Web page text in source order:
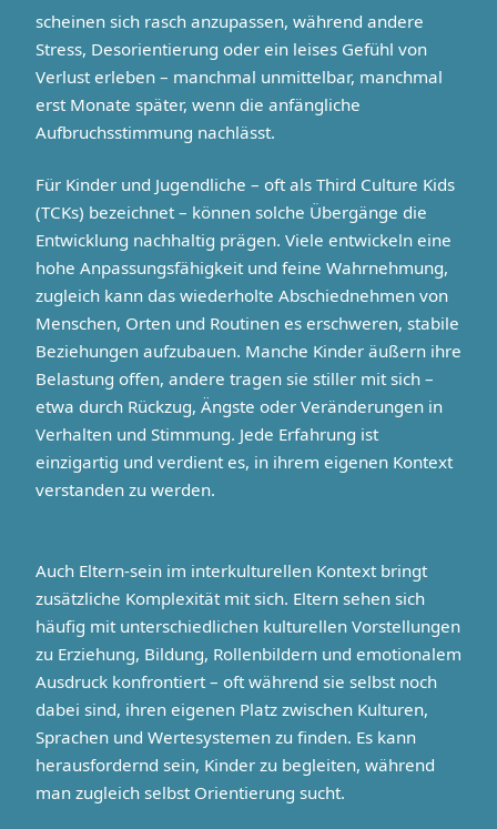
scheinen sich rasch anzupassen, während andere
Stress, Desorientierung oder ein leises Gefühl von
Verlust erleben – manchmal unmittelbar, manchmal
erst Monate später, wenn die anfängliche
Aufbruchsstimmung nachlässt.
Für Kinder und Jugendliche – oft als Third Culture Kids
(TCKs) bezeichnet – können solche Übergänge die
Entwicklung nachhaltig prägen. Viele entwickeln eine
hohe Anpassungsfähigkeit und feine Wahrnehmung,
zugleich kann das wiederholte Abschiednehmen von
Menschen, Orten und Routinen es erschweren, stabile
Beziehungen aufzubauen. Manche Kinder äußern ihre
Belastung offen, andere tragen sie stiller mit sich –
etwa durch Rückzug, Ängste oder Veränderungen in
Verhalten und Stimmung. Jede Erfahrung ist
einzigartig und verdient es, in ihrem eigenen Kontext
verstanden zu werden.
Auch Eltern-sein im interkulturellen Kontext bringt
zusätzliche Komplexität mit sich. Eltern sehen sich
häufig mit unterschiedlichen kulturellen Vorstellungen
zu Erziehung, Bildung, Rollenbildern und emotionalem
Ausdruck konfrontiert – oft während sie selbst noch
dabei sind, ihren eigenen Platz zwischen Kulturen,
Sprachen und Wertesystemen zu finden. Es kann
herausfordernd sein, Kinder zu begleiten, während
man zugleich selbst Orientierung sucht.